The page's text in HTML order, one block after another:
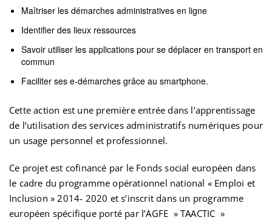
Maîtriser les démarches administratives en ligne
Identifier des lieux ressources
Savoir utiliser les applications pour se déplacer en transport en
commun
Faciliter ses e-démarches grâce au smartphone.
Cette action est une première entrée dans l’apprentissage
de l’utilisation des services administratifs numériques pour
un usage personnel et professionnel.
Ce projet est cofinancé par le Fonds social européen dans
le cadre du programme opérationnel national « Emploi et
Inclusion » 2014- 2020 et s’inscrit dans un programme
européen spécifique porté par l’AGFE » TAACTIC »